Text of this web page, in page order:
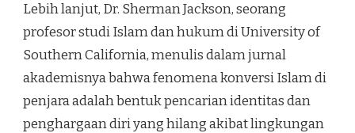
Lebih lanjut, Dr. Sherman Jackson, seorang
profesor studi Islam dan hukum di University of
Southern California, menulis dalam jurnal
akademisnya bahwa fenomena konversi Islam di
penjara adalah bentuk pencarian identitas dan
penghargaan diri yang hilang akibat lingkungan